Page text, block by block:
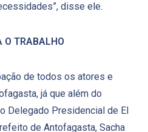
disse ele.
O TRABALHO
de todos os atores e
já que além do
Delegado Presidencial de El
de Antofagasta, Sacha